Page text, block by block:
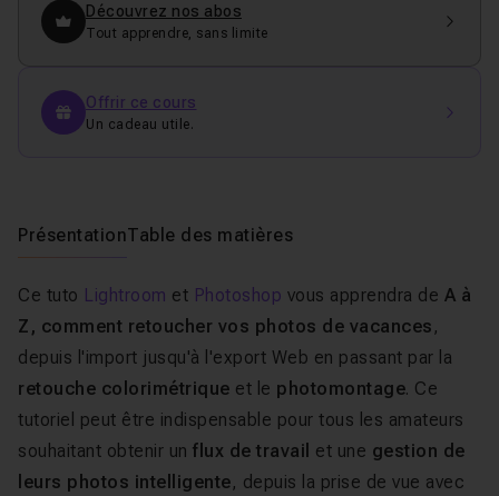
Découvrez nos abos
Tout apprendre, sans limite
Offrir ce cours
Un cadeau utile.
PrésentationTable des matières
Ce tuto Lightroom et Photoshop vous apprendra de A à
Z, comment retoucher vos photos de vacances ,
depuis l'import jusqu'à l'export Web en passant par la
retouche colorimétrique et le photomontage. Ce
tutoriel peut être indispensable pour tous les amateurs
souhaitant obtenir un flux de travail et une gestion de
leurs photos intelligente, depuis la prise de vue avec